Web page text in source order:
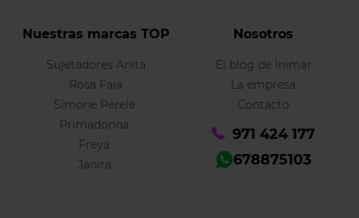
Nuestras marcas TOP
Sujetadores Anita
Rosa Faia
Simone Perele
Primadonna
Freya
Janira
Nosotros
El blog de Inimar
La empresa
Contacto
971 424 177
678875103